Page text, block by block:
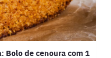
Bolo de cenoura com 1